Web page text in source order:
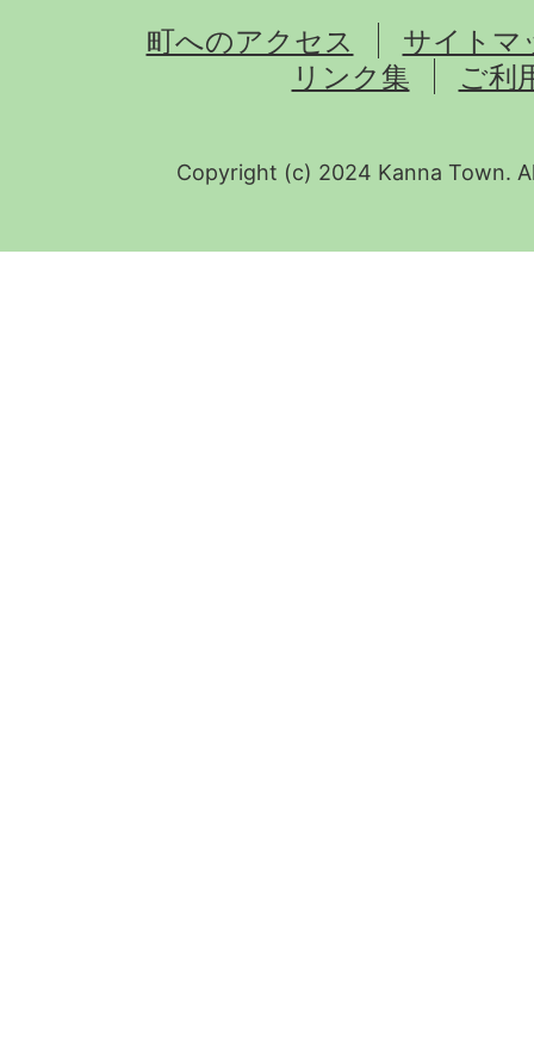
町へのアクセス
サイトマ
リンク集
ご利
Copyright (c) 2024 Kanna Town.